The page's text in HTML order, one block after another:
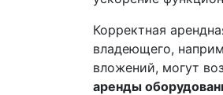
Корректная
владеющего,
вложений, могут
аренды